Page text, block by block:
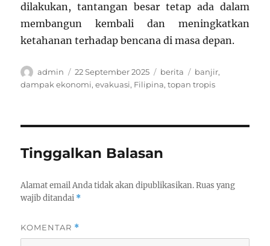
dilakukan, tantangan besar tetap ada dalam
membangun kembali dan meningkatkan
ketahanan terhadap bencana di masa depan.
Author
admin
Posted
on
22 September 2025 Categories
berita Tags
banjir,
dampak ekonomi,evakuasi, Filipina,topan tropis
Tinggalkan Balasan
Alamat email Anda tidak akan dipublikasikan. Ruas yang
wajib ditandai *
KOMENTAR *